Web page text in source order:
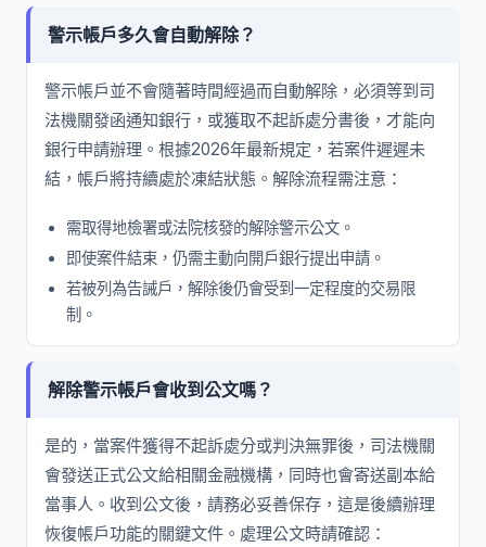
警示帳戶多久會自動解除？
警示帳戶並不會隨著時間經過而自動解除，必須等到司
法機關發函通知銀行，或獲取不起訴處分書後，才能向
銀行申請辦理。根據2026年最新規定，若案件遲遲未
結，帳戶將持續處於凍結狀態。解除流程需注意：
需取得地檢署或法院核發的解除警示公文。
即使案件結束，仍需主動向開戶銀行提出申請。
若被列為告誡戶，解除後仍會受到一定程度的交易限
制。
解除警示帳戶會收到公文嗎？
是的，當案件獲得不起訴處分或判決無罪後，司法機關
會發送正式公文給相關金融機構，同時也會寄送副本給
當事人。收到公文後，請務必妥善保存，這是後續辦理
恢復帳戶功能的關鍵文件。處理公文時請確認：